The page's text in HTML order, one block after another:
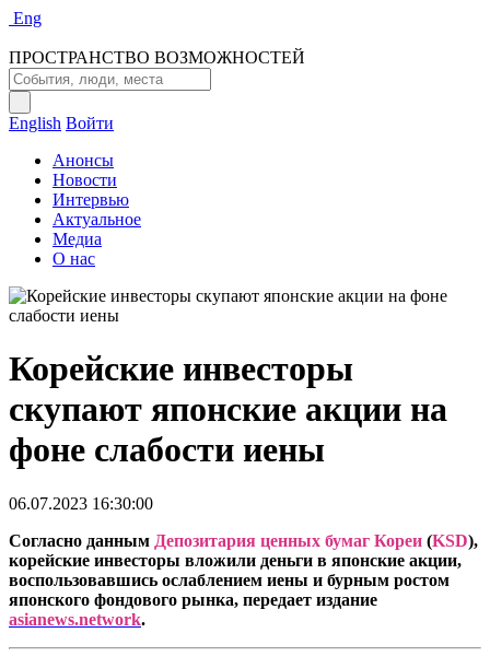
Eng
ПРОСТРАНСТВО ВОЗМОЖНОСТЕЙ
English Войти
Анонсы
Новости
Интервью
Актуальное
Медиа
О нас
Корейские инвесторы
скупают японские акции на
фоне слабости иены
06.07.2023 16:30:00
Согласно данным Депозитария ценных бумаг Кореи (KSD),
корейские инвесторы вложили деньги в японские акции,
воспользовавшись ослаблением иены и бурным ростом
японского фондового рынка, передает издание
asianews.network.